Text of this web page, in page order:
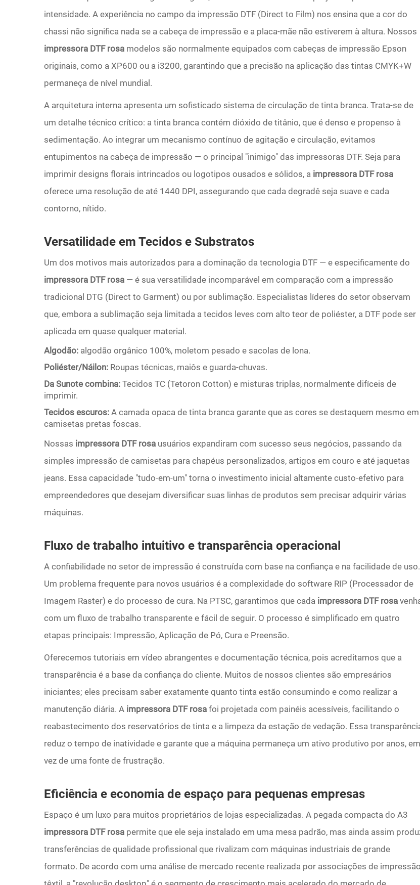
intensidade. A experiência no campo da impressão DTF (Direct to Film) nos ensina que a cor do
chassi não significa nada se a cabeça de impressão e a placa-mãe não estiverem à altura. Nossos
impressora DTF rosa modelos são normalmente equipados com cabeças de impressão Epson
originais, como a XP600 ou a i3200, garantindo que a precisão na aplicação das tintas CMYK+W
permaneça de nível mundial.
A arquitetura interna apresenta um sofisticado sistema de circulação de tinta branca. Trata-se de
um detalhe técnico crítico: a tinta branca contém dióxido de titânio, que é denso e propenso à
sedimentação. Ao integrar um mecanismo contínuo de agitação e circulação, evitamos
entupimentos na cabeça de impressão — o principal "inimigo" das impressoras DTF. Seja para
imprimir designs florais intrincados ou logotipos ousados e sólidos, a impressora DTF rosa
oferece uma resolução de até 1440 DPI, assegurando que cada degradê seja suave e cada
contorno, nítido.
Versatilidade em Tecidos e Substratos
Um dos motivos mais autorizados para a dominação da tecnologia DTF — e especificamente do
impressora DTF rosa — é sua versatilidade incomparável em comparação com a impressão
tradicional DTG (Direct to Garment) ou por sublimação. Especialistas líderes do setor observam
que, embora a sublimação seja limitada a tecidos leves com alto teor de poliéster, a DTF pode ser
aplicada em quase qualquer material.
Algodão: algodão orgânico 100%, moletom pesado e sacolas de lona.
Poliéster/Náilon: Roupas técnicas, maiôs e guarda-chuvas.
Da Sunote combina: Tecidos TC (Tetoron Cotton) e misturas triplas, normalmente difíceis de
imprimir.
Tecidos escuros: A camada opaca de tinta branca garante que as cores se destaquem mesmo em
camisetas pretas foscas.
Nossas impressora DTF rosa usuários expandiram com sucesso seus negócios, passando da
simples impressão de camisetas para chapéus personalizados, artigos em couro e até jaquetas
jeans. Essa capacidade "tudo-em-um" torna o investimento inicial altamente custo-efetivo para
empreendedores que desejam diversificar suas linhas de produtos sem precisar adquirir várias
máquinas.
Fluxo de trabalho intuitivo e transparência operacional
A confiabilidade no setor de impressão é construída com base na confiança e na facilidade de uso.
Um problema frequente para novos usuários é a complexidade do software RIP (Processador de
Imagem Raster) e do processo de cura. Na PTSC, garantimos que cada impressora DTF rosa
com um fluxo de trabalho transparente e fácil de seguir. O processo é simplificado em quatro
etapas principais: Impressão, Aplicação de Pó, Cura e Preensão.
Oferecemos tutoriais em vídeo abrangentes e documentação técnica, pois acreditamos que a
transparência é a base da confiança do cliente. Muitos de nossos clientes são empresários
iniciantes; eles precisam saber exatamente quanto tinta estão consumindo e como realizar a
manutenção diária. A impressora DTF rosa foi projetada com painéis acessíveis, facilitando o
reabastecimento dos reservatórios de tinta e a limpeza da estação de vedação. Essa
reduz o tempo de inatividade e garante que a máquina permaneça um ativo produtivo por anos, em
vez de uma fonte de frustração.
Eficiência e economia de espaço para pequenas empresas
Espaço é um luxo para muitos proprietários de lojas especializadas. A pegada compacta do A3
impressora DTF rosa permite que ele seja instalado em uma mesa padrão, mas ainda assim
transferências de qualidade profissional que rivalizam com máquinas industriais de grande
formato. De acordo com uma análise de mercado recente realizada por associações de impressão